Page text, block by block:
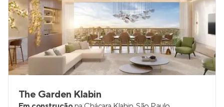
The Garden Klabin